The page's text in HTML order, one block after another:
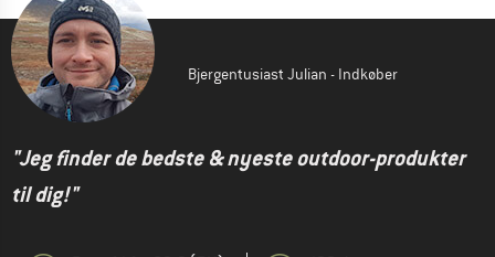
Bjergentusiast Julian - Indkøber
"Jeg finder de bedste & nyeste outdoor-produkter
til dig!"